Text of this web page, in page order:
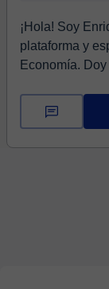
¡Hola! Soy
plataforma y